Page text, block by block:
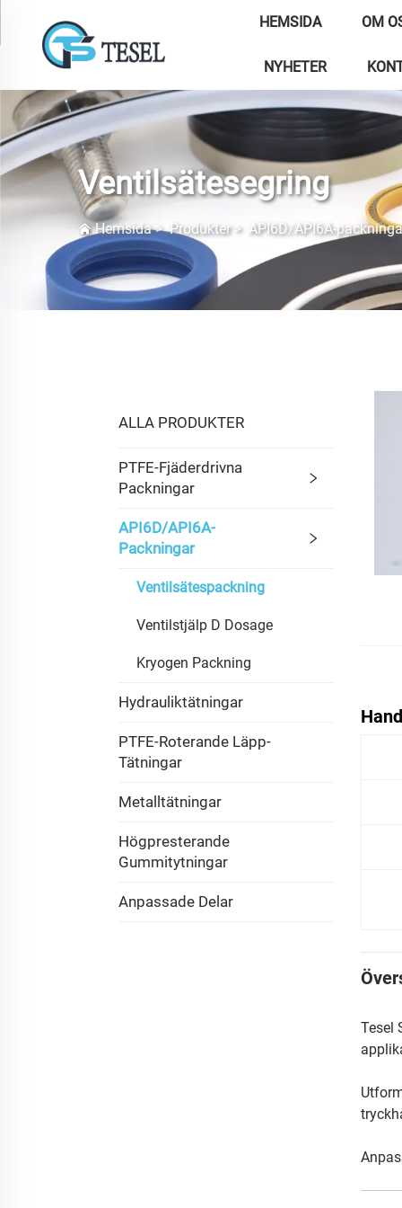
HEMSIDA OM
NYHETER
Ventilsätesegring
Hemsida>Produkter> API6D/API6A-
ALLA PRODUKTER
PTFE-Fjäderdrivna
Packningar
API6D/API6A-
Packningar
Ventilsätespackning
Ventilstjälp D Dosage
Kryogen Packning
Hydrauliktätningar
PTFE-Roterande Läpp-
Tätningar
Metalltätningar
Högpresterande
Gummitytningar
Anpassade Delar
Tesel